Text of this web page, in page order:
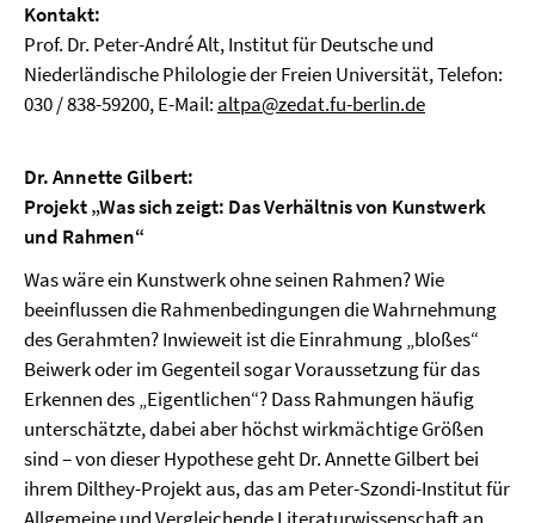
Kontakt:
Prof. Dr. Peter-André Alt, Institut für Deutsche und
Niederländische Philologie der Freien Universität, Telefon:
030 / 838-59200, E-Mail: altpa@zedat.fu-berlin.de
Dr. Annette Gilbert:
Projekt „Was sich zeigt: Das Verhältnis von Kunstwerk
und Rahmen“
Was wäre ein Kunstwerk ohne seinen Rahmen? Wie
beeinflussen die Rahmenbedingungen die Wahrnehmung
des Gerahmten? Inwieweit ist die Einrahmung „bloßes“
Beiwerk oder im Gegenteil sogar Voraussetzung für das
Erkennen des „Eigentlichen“? Dass Rahmungen häufig
unterschätzte, dabei aber höchst wirkmächtige Größen
sind – von dieser Hypothese geht Dr. Annette Gilbert bei
ihrem Dilthey-Projekt aus, das am Peter-Szondi-Institut für